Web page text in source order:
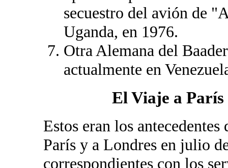
secuestro del avión de
Uganda, en 1976.
Otra Alemana del
actualmente en
El Viaje a
Estos eran los
París y a Londres en julio
correspondientes con los